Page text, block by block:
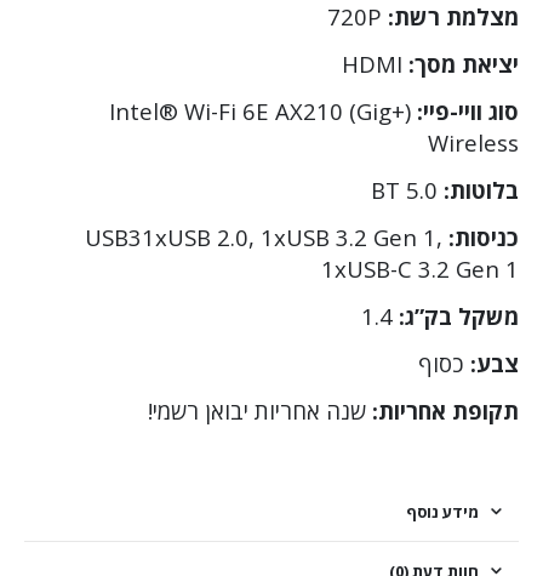
מצלמת רשת:
יציאת מסך:
סוג וויי-פיי: Intel® Wi-Fi 6E AX210 (Gig+)
Wireless
בלוטות:
כניסות: USB31xUSB 2.0, 1xUSB 3.2 Gen 1,
1xUSB-C 3.2 Gen 1
משקל בק”ג:
צבע: כסוף
תקופת אחריות: שנה אחריות יבואן רשמי!
מידע נוסף
חוות דעת (0)